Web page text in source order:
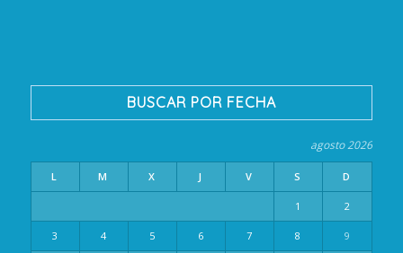
BUSCAR POR FECHA
agosto 2026
L M X J V S D
1 2
3 4 5 6 7 8 9